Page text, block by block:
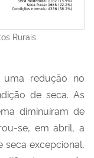
Rurais
redução no
de seca. As
diminuíram de
se, em abril, a
seca excepcional,